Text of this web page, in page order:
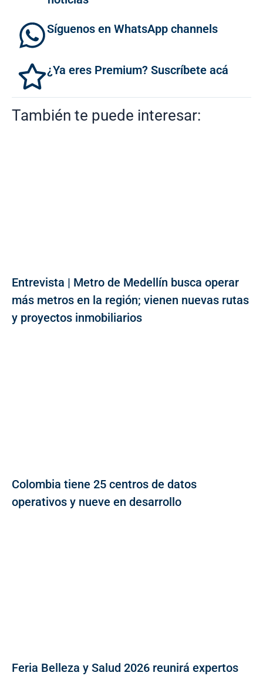
Síguenos en WhatsApp channels
¿Ya eres Premium? Suscríbete acá
También te puede interesar:
Entrevista | Metro de Medellín busca operar
más metros en la región; vienen nuevas rutas
y proyectos inmobiliarios
Colombia tiene 25 centros de datos
operativos y nueve en desarrollo
Feria Belleza y Salud 2026 reunirá expertos